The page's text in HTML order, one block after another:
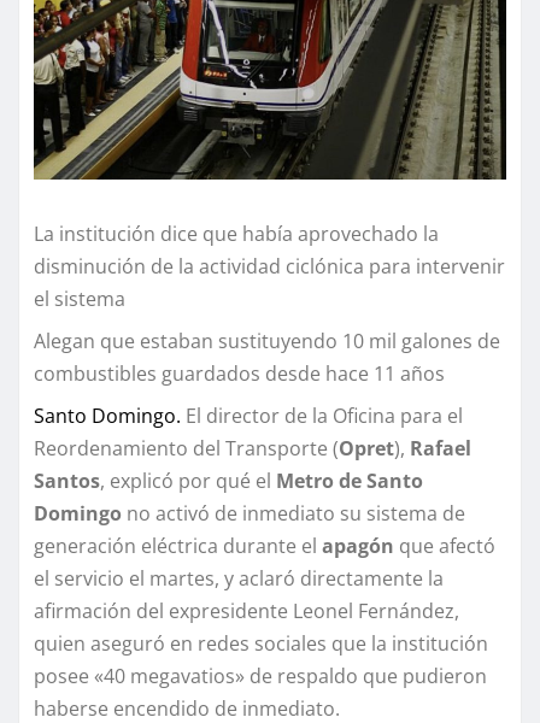
La institución dice que había aprovechado la
disminución de la actividad ciclónica para intervenir
el sistema
Alegan que estaban sustituyendo 10 mil galones de
combustibles guardados desde hace 11 años
Santo Domingo. El director de la Oficina para el
Reordenamiento del Transporte (Opret), Rafael
Santos, explicó por qué el Metro de Santo
Domingo no activó de inmediato su sistema de
generación eléctrica durante el apagón que afectó
el servicio el martes, y aclaró directamente la
afirmación del expresidente Leonel Fernández,
quien aseguró en redes sociales que la institución
posee «40 megavatios» de respaldo que pudieron
haberse encendido de inmediato.